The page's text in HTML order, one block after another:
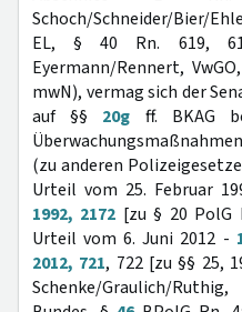
Schoch/Schneider/Bier/
EL, § 40 Rn. 619,
Eyermann/Rennert,
mwN), vermag sich der
auf §§ 20g ff. BKAG
(zu anderen
Urteil vom 25. Februar
1992, 2172 [zu § 20 PolG
Urteil vom 6. Juni 2012 -
2012, 721, 722 [zu §§ 25,
Schenke/Graulich/